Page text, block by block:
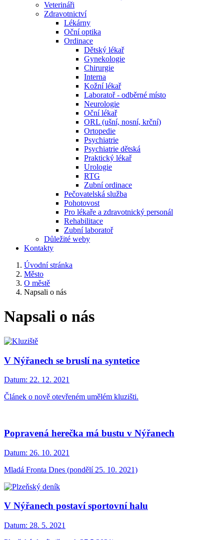
Veterináři
Zdravotnictví
Lékárny
Oční optika
Ordinace
Dětský lékař
Gynekologie
Chirurgie
Interna
Kožní lékař
Laboratoř - odběrné místo
Neurologie
Oční lékař
ORL (ušní, nosní, krční)
Ortopedie
Psychiatrie
Psychiatrie dětská
Praktický lékař
Urologie
RTG
Zubní ordinace
Pečovatelská služba
Pohotovost
Pro lékaře a zdravotnický personál
Rehabilitace
Zubní laboratoř
Důležité weby
Kontakty
Úvodní stránka
Město
O městě
Napsali o nás
Napsali o nás
V Nýřanech se bruslí na syntetice
Datum: 22. 12. 2021
Článek o nově otevřeném umělém kluzišti.
Popravená herečka má bustu v Nýřanech
Datum: 26. 10. 2021
Mladá Fronta Dnes (pondělí 25. 10. 2021)
V Nýřanech postaví sportovní halu
Datum: 28. 5. 2021